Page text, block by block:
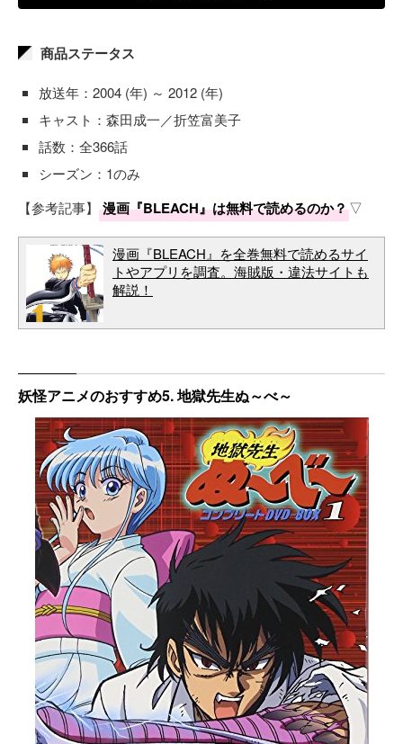
商品ステータス
放送年：2004 (年) ～ 2012 (年)
キャスト：森田成一／折笠富美子
話数：全366話
シーズン：1のみ
【参考記事】
漫画『BLEACH』は無料で読めるのか？▽
漫画『BLEACH』を全巻無料で読めるサイ
トやアプリを調査。海賊版・違法サイトも
解説！
妖怪アニメのおすすめ5. 地獄先生ぬ～べ～